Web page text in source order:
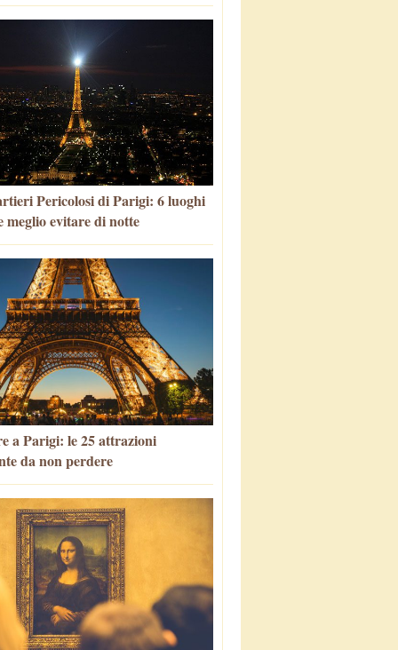
Pericolosi di Parigi: 6 luoghi
meglio evitare di notte
a Parigi: le 25 attrazioni
da non perdere